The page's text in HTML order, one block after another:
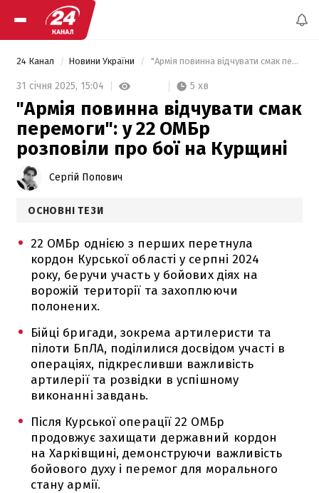
24 Канал Новини України "Армія повинна відчувати смак перемоги": у 22 ОМБр розповіли про бої на Курщині
31 січня 2025, 15:04 5 хв
"Армія повинна відчувати смак
перемоги": у 22 ОМБр
розповіли про бої на Курщині
Сергій Попович
ОСНОВНІ ТЕЗИ
22 ОМБр однією з перших перетнула
кордон Курської області у серпні 2024
року, беручи участь у бойових діях на
ворожій території та захоплюючи
полонених.
Бійці бригади, зокрема артилеристи та
пілоти БпЛА, поділилися досвідом участі в
операціях, підкресливши важливість
артилерії та розвідки в успішному
виконанні завдань.
Після Курської операції 22 ОМБр
продовжує захищати державний кордон
на Харківщині, демонструючи важливість
бойового духу і перемог для морального
стану армії.